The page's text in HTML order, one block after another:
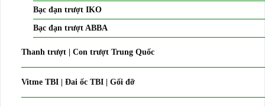
Bạc đạn trượt IKO
Bạc đạn trượt ABBA
Thanh trượt | Con trượt Trung Quốc
Vitme TBI | Đai ốc TBI | Gối đỡ